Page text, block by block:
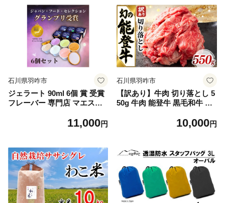
贈り物 ギフト プレゼント 誕
生日 お祝い ホール 冷凍 スイ
ーツ 洋菓子 石川 能登 羽咋
朱鷺 トキ 放鳥 災害 支援 復
興支援 災害支援
ギ 麦茶 名産 特産 人気 こだ
わり 深煎り 香ばしい カフェ
インゼロ ティーバッグ 熱中
症 熱中症対策 熱中症予防 水
分補給 石川 能登 羽咋 災害
復興 支援 復興支援 10000円 1
万円 一万円
石川県羽咋市
ジェラート 90ml 6個 賞 受賞
フレーバー 専門店 マエスト
アイス イタリアン 本格 手作
みるく 仕立ての ブルーベリ
ー いちじく ヘルシー ご褒美
デザート お取り寄せ ミルク
イチジク 無花果 石川県 羽咋
トキ 放鳥 朱鷺 能登 災害復興
復興支援
11,000円
石川県羽咋市
【訳あり】牛肉 切り落とし 5
50g 牛肉 能登牛 黒毛和牛 切
訳アリ わけあり 部位 混合 混
ふるさと納税切り落とし ふる
さと納税お肉 切り落とし牛肉
ご飯 米 にも合う 石川 北陸
羽咋 トキ 放鳥 能登 天狗中田
本店 天狗中田 10000円 1万円
一万円 切落 Kiriotoshi
10,000円